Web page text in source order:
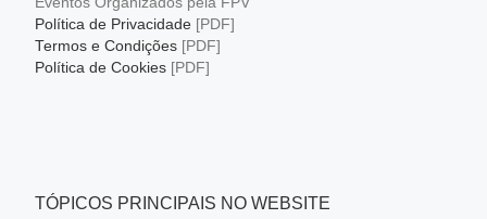
Política de Privacidade [PDF]
Termos e Condições [PDF]
Política de Cookies [PDF]
TÓPICOS PRINCIPAIS NO WEBSITE